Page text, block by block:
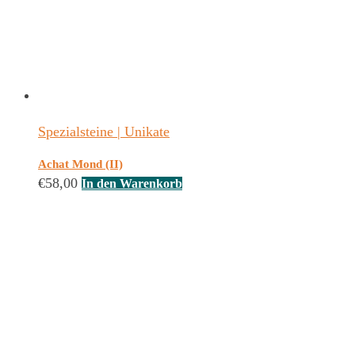
Spezialsteine | Unikate
Achat Mond (II)
€58,00 In den Warenkorb